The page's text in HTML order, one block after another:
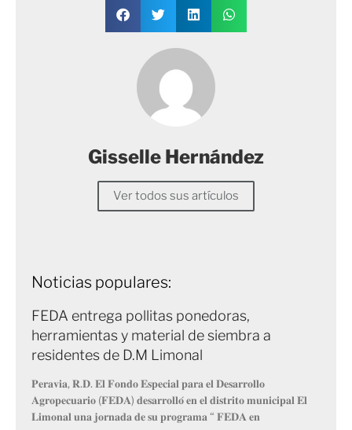
Gisselle Hernández
Ver todos sus artículos
Noticias populares:
FEDA entrega pollitas ponedoras,
herramientas y material de siembra a
residentes de D.M Limonal
𝐏𝐞𝐫𝐚𝐯𝐢𝐚, 𝐑.𝐃. 𝐄𝐥 𝐅𝐨𝐧𝐝𝐨 𝐄𝐬𝐩𝐞𝐜𝐢𝐚𝐥 𝐩𝐚𝐫𝐚 𝐞𝐥 𝐃𝐞𝐬𝐚𝐫𝐫𝐨𝐥𝐥𝐨
𝐀𝐠𝐫𝐨𝐩𝐞𝐜𝐮𝐚𝐫𝐢𝐨 (𝐅𝐄𝐃𝐀) 𝐝𝐞𝐬𝐚𝐫𝐫𝐨𝐥𝐥𝐨́ 𝐞𝐧 𝐞𝐥 𝐝𝐢𝐬𝐭𝐫𝐢𝐭𝐨 𝐦𝐮𝐧𝐢𝐜𝐢𝐩𝐚𝐥 𝐄𝐥
𝐋𝐢𝐦𝐨𝐧𝐚𝐥 𝐮𝐧𝐚 𝐣𝐨𝐫𝐧𝐚𝐝𝐚 𝐝𝐞 𝐬𝐮 𝐩𝐫𝐨𝐠𝐫𝐚𝐦𝐚 “ 𝐅𝐄𝐃𝐀 𝐞𝐧